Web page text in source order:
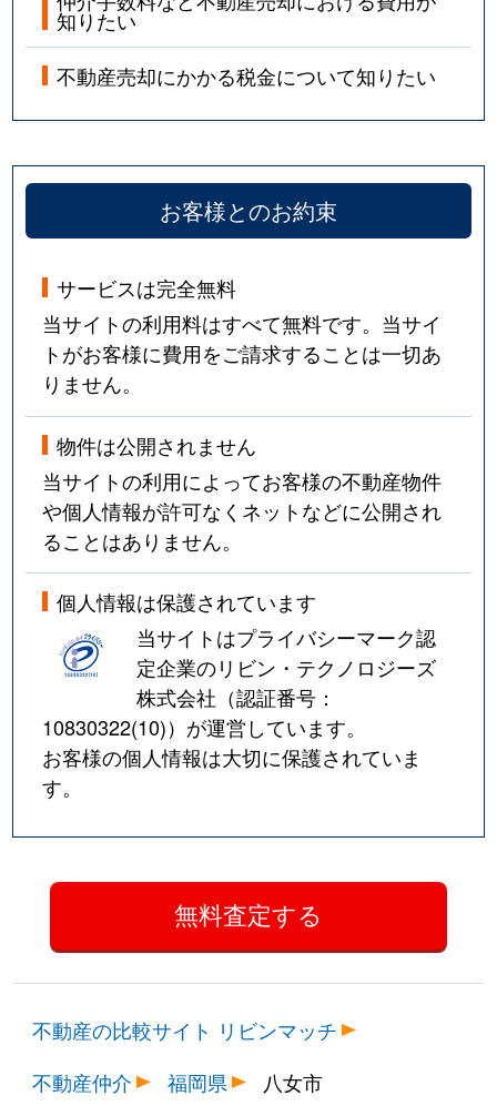
知りたい
不動産売却にかかる税金について知りたい
お客様とのお約束
サービスは完全無料
当サイトの利用料はすべて無料です。当サイ
トがお客様に費用をご請求することは一切あ
りません。
物件は公開されません
当サイトの利用によってお客様の不動産物件
や個人情報が許可なくネットなどに公開され
ることはありません。
個人情報は保護されています
当サイトはプライバシーマーク認
定企業のリビン・テクノロジーズ
株式会社（認証番号：
10830322(10)）が運営しています。
お客様の個人情報は大切に保護されていま
す。
不動産の比較サイト リビンマッチ
不動産仲介
福岡県 八女市